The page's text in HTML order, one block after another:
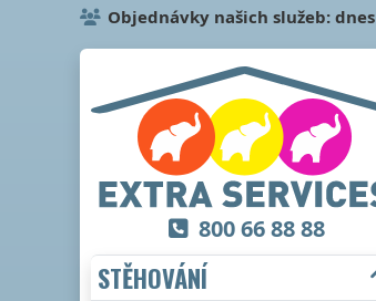
Objednávky našich služeb: dnes
800 66 88 88
STĚHOVÁNÍ